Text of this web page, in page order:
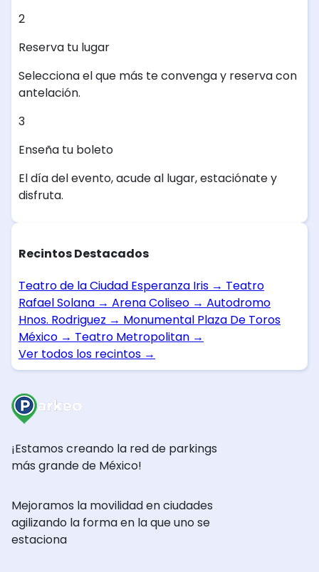
2
Reserva tu lugar
Selecciona el que más te convenga y reserva con
antelación.
3
Enseña tu boleto
El día del evento, acude al lugar, estaciónate y
disfruta.
Recintos Destacados
Teatro de la Ciudad Esperanza Iris → Teatro
Rafael Solana → Arena Coliseo → Autodromo
Hnos. Rodriguez → Monumental Plaza De Toros
México → Teatro Metropolitan →
Ver todos los recintos →
¡Estamos creando la red de parkings
más grande de México!
Mejoramos la movilidad en ciudades
agilizando la forma en la que uno se
estaciona